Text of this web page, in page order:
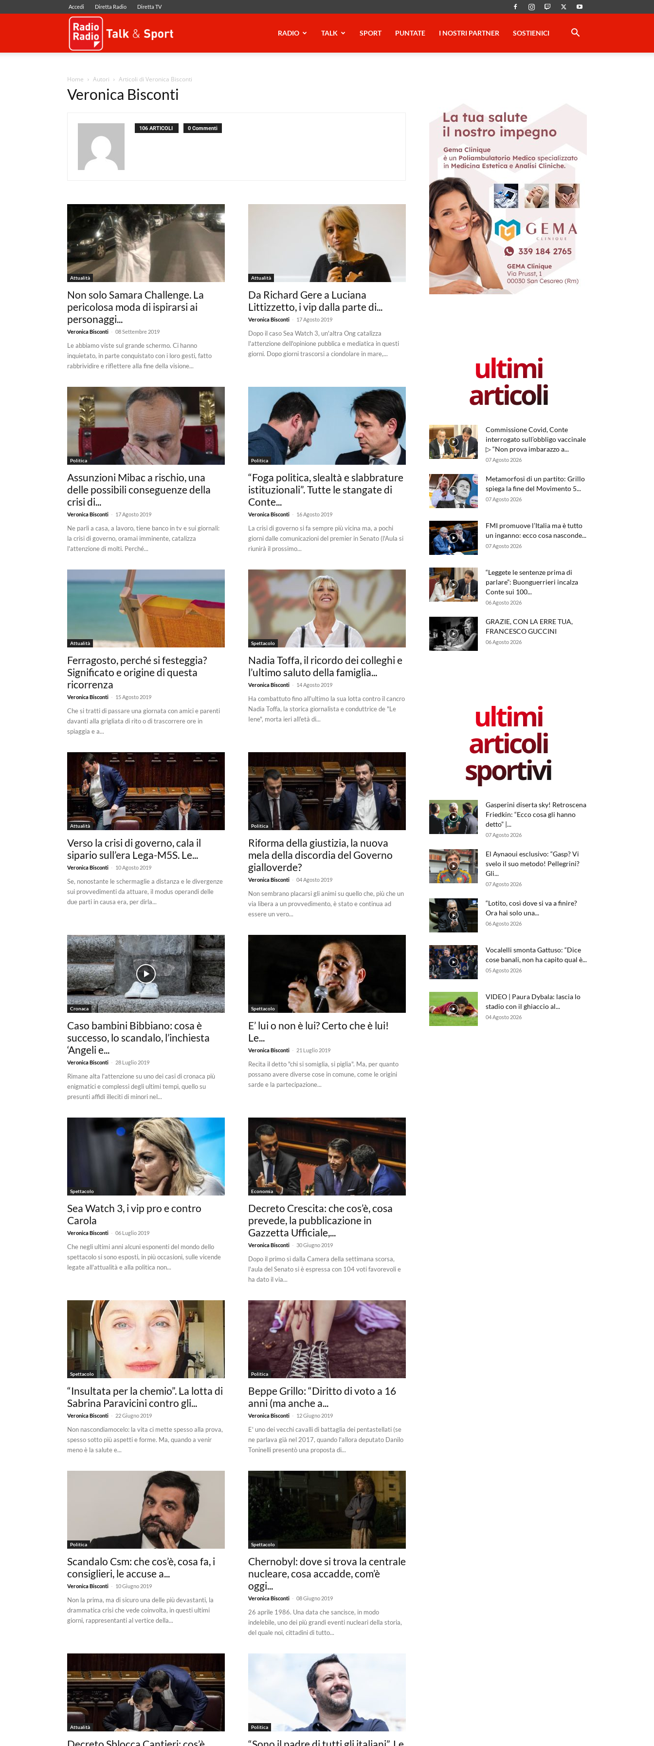
Accedi Diretta Radio Diretta TV
RADIO TALK SPORT PUNTATE I NOSTRI PARTNER SOSTIENICI
Home Autori Articoli di Veronica Bisconti
Veronica Bisconti
106 ARTICOLI 0 Commenti
Attualità
Non solo Samara Challenge. La
pericolosa moda di ispirarsi ai
personaggi...
Veronica Bisconti - 08 Settembre 2019
Le abbiamo viste sul grande schermo. Ci hanno
inquietato, in parte conquistato con i loro gesti, fatto
rabbrividire e riflettere alla fine della visione...
Attualità
Da Richard Gere a Luciana
Littizzetto, i vip dalla parte di...
Veronica Bisconti - 17 Agosto 2019
Dopo il caso Sea Watch 3, un'altra Ong catalizza
l'attenzione dell'opinione pubblica e mediatica in questi
giorni. Dopo giorni trascorsi a ciondolare in mare,...
Politica
Assunzioni Mibac a rischio, una
delle possibili conseguenze della
crisi di...
Veronica Bisconti - 17 Agosto 2019
Ne parli a casa, a lavoro, tiene banco in tv e sui giornali:
la crisi di governo, oramai imminente, catalizza
l'attenzione di molti. Perché...
Politica
“Foga politica, slealtà e slabbrature
istituzionali”. Tutte le stangate di
Conte...
Veronica Bisconti - 16 Agosto 2019
La crisi di governo si fa sempre più vicina ma, a pochi
giorni dalle comunicazioni del premier in Senato (l'Aula si
riunirà il prossimo...
Attualità
Ferragosto, perché si festeggia?
Significato e origine di questa
ricorrenza
Veronica Bisconti - 15 Agosto 2019
Che si tratti di passare una giornata con amici e parenti
davanti alla grigliata di rito o di trascorrere ore in
spiaggia e a...
Spettacolo
Nadia Toffa, il ricordo dei colleghi e
l’ultimo saluto della famiglia...
Veronica Bisconti - 14 Agosto 2019
Ha combattuto fino all'ultimo la sua lotta contro il cancro
Nadia Toffa, la storica giornalista e conduttrice de "Le
Iene", morta ieri all'età di...
Attualità
Verso la crisi di governo, cala il
sipario sull’era Lega-M5S. Le...
Veronica Bisconti - 10 Agosto 2019
Se, nonostante le schermaglie a distanza e le divergenze
sui provvedimenti da attuare, il modus operandi delle
due parti in causa era, per dirla...
Politica
Riforma della giustizia, la nuova
mela della discordia del Governo
gialloverde?
Veronica Bisconti - 04 Agosto 2019
Non sembrano placarsi gli animi su quello che, più che un
via libera a un provvedimento, è stato e continua ad
essere un vero...
Cronaca
Caso bambini Bibbiano: cosa è
successo, lo scandalo, l’inchiesta
‘Angeli e...
Veronica Bisconti - 28 Luglio 2019
Rimane alta l'attenzione su uno dei casi di cronaca più
enigmatici e complessi degli ultimi tempi, quello su
presunti affidi illeciti di minori nel...
Spettacolo
E’ lui o non è lui? Certo che è lui!
Le...
Veronica Bisconti - 21 Luglio 2019
Recita il detto "chi si somiglia, si piglia". Ma, per quanto
possano avere diverse cose in comune, come le origini
sarde e la partecipazione...
Spettacolo
Sea Watch 3, i vip pro e contro
Carola
Veronica Bisconti - 06 Luglio 2019
Che negli ultimi anni alcuni esponenti del mondo dello
spettacolo si sono esposti, in più occasioni, sulle vicende
legate all'attualità e alla politica non...
Economia
Decreto Crescita: che cos’è, cosa
prevede, la pubblicazione in
Gazzetta Ufficiale,...
Veronica Bisconti - 30 Giugno 2019
Dopo il primo sì dalla Camera della settimana scorsa,
l'aula del Senato si è espressa con 104 voti favorevoli e
ha dato il via...
Spettacolo
“Insultata per la chemio”. La lotta di
Sabrina Paravicini contro gli...
Veronica Bisconti - 22 Giugno 2019
Non nascondiamocelo: la vita ci mette spesso alla prova,
spesso sotto più aspetti e forme. Ma, quando a venir
meno è la salute e...
Politica
Beppe Grillo: “Diritto di voto a 16
anni (ma anche a...
Veronica Bisconti - 12 Giugno 2019
E' uno dei vecchi cavalli di battaglia dei pentastellati (se
ne parlava già nel 2017, quando l'allora deputato Danilo
Toninelli presentò una proposta di...
Politica
Scandalo Csm: che cos’è, cosa fa, i
consiglieri, le accuse a...
Veronica Bisconti - 10 Giugno 2019
Non la prima, ma di sicuro una delle più devastanti, la
drammatica crisi che vede coinvolta, in questi ultimi
giorni, rappresentanti al vertice della...
Spettacolo
Chernobyl: dove si trova la centrale
nucleare, cosa accadde, com’è
oggi...
Veronica Bisconti - 08 Giugno 2019
26 aprile 1986. Una data che sancisce, in modo
indelebile, uno dei più grandi eventi nucleari della storia,
del quale noi, cittadini di tutto...
Attualità Politica
ultimi
articoli
Commissione Covid, Conte
interrogato sull’obbligo vaccinale
▷ “Non prova imbarazzo a...
07 Agosto 2026
Metamorfosi di un partito: Grillo
spiega la fine del Movimento 5...
07 Agosto 2026
FMI promuove l’Italia ma è tutto
un inganno: ecco cosa nasconde...
07 Agosto 2026
“Leggete le sentenze prima di
parlare”: Buonguerrieri incalza
Conte sui 100...
06 Agosto 2026
GRAZIE, CON LA ERRE TUA,
FRANCESCO GUCCINI
06 Agosto 2026
ultimi
articoli
sportivi
Gasperini diserta sky! Retroscena
Friedkin: “Ecco cosa gli hanno
detto” |...
07 Agosto 2026
El Aynaoui esclusivo: “Gasp? Vi
svelo il suo metodo! Pellegrini?
Gli...
07 Agosto 2026
“Lotito, così dove si va a finire?
Ora hai solo una...
06 Agosto 2026
Vocalelli smonta Gattuso: “Dice
cose banali, non ha capito qual è...
05 Agosto 2026
VIDEO | Paura Dybala: lascia lo
stadio con il ghiaccio al...
04 Agosto 2026